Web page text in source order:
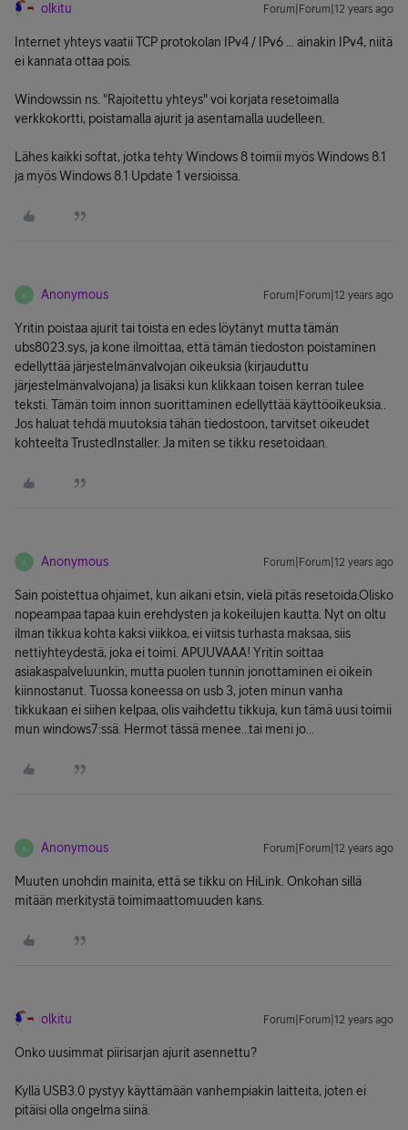
olkitu Forum|Forum|12 years ago
Internet yhteys vaatii TCP protokolan IPv4 / IPv6 ... ainakin IPv4, niitä
ei kannata ottaa pois.
Windowssin ns. "Rajoitettu yhteys" voi korjata resetoimalla
verkkokortti, poistamalla ajurit ja asentamalla uudelleen.
Lähes kaikki softat, jotka tehty Windows 8 toimii myös Windows 8.1
ja myös Windows 8.1 Update 1 versioissa.
A Anonymous Forum|Forum|12 years ago
Yritin poistaa ajurit tai toista en edes löytänyt mutta tämän
ubs8023.sys, ja kone ilmoittaa, että tämän tiedoston poistaminen
edellyttää järjestelmänvalvojan oikeuksia (kirjauduttu
järjestelmänvalvojana) ja lisäksi kun klikkaan toisen kerran tulee
teksti. Tämän toim innon suorittaminen edellyttää käyttöoikeuksia..
Jos haluat tehdä muutoksia tähän tiedostoon, tarvitset oikeudet
kohteelta TrustedInstaller. Ja miten se tikku resetoidaan.
A Anonymous Forum|Forum|12 years ago
Sain poistettua ohjaimet, kun aikani etsin, vielä pitäs resetoida.Olisko
nopeampaa tapaa kuin erehdysten ja kokeilujen kautta. Nyt on oltu
ilman tikkua kohta kaksi viikkoa, ei viitsis turhasta maksaa, siis
nettiyhteydestä, joka ei toimi. APUUVAAA! Yritin soittaa
asiakaspalveluunkin, mutta puolen tunnin jonottaminen ei oikein
kiinnostanut. Tuossa koneessa on usb 3, joten minun vanha
tikkukaan ei siihen kelpaa, olis vaihdettu tikkuja, kun tämä uusi toimii
mun windows7:ssä. Hermot tässä menee...tai meni jo...
A Anonymous Forum|Forum|12 years ago
Muuten unohdin mainita, että se tikku on HiLink. Onkohan sillä
mitään merkitystä toimimaattomuuden kans.
olkitu Forum|Forum|12 years ago
Onko uusimmat piirisarjan ajurit asennettu?
Kyllä USB3.0 pystyy käyttämään vanhempiakin laitteita, joten ei
pitäisi olla ongelma siinä.